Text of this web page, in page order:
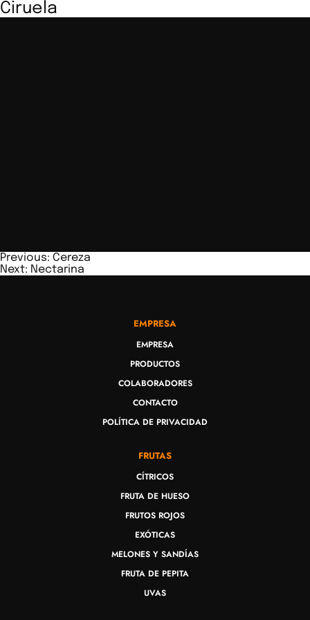
Ciruela
Navegación
de
Previous: Cereza
Next: Nectarina
EMPRESA
EMPRESA
PRODUCTOS
COLABORADORES
CONTACTO
POLÍTICA DE PRIVACIDAD
FRUTAS
CÍTRICOS
FRUTA DE HUESO
FRUTOS ROJOS
EXÓTICAS
MELONES Y SANDÍAS
FRUTA DE PEPITA
UVAS